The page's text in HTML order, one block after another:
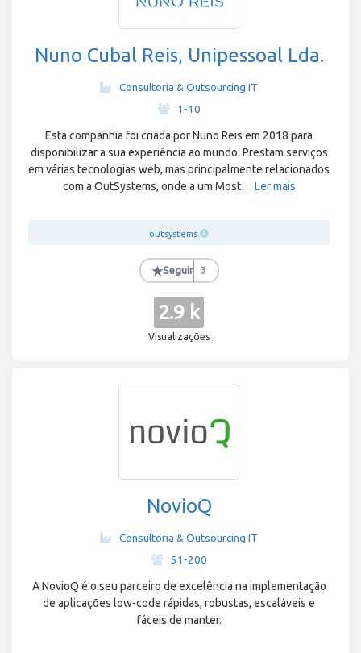
Nuno Cubal Reis, Unipessoal Lda.
Consultoria & Outsourcing IT
1-10
Esta companhia foi criada por Nuno Reis em 2018 para
disponibilizar a sua experiência ao mundo. Prestam serviços
em várias tecnologias web, mas principalmente relacionados
com a OutSystems, onde a um Most… Ler mais
outsystems
★Seguir 3
2.9 k
Visualizações
NovioQ
Consultoria & Outsourcing IT
51-200
A NovioQ é o seu parceiro de excelência na implementação
de aplicações low-code rápidas, robustas, escaláveis e
fáceis de manter.